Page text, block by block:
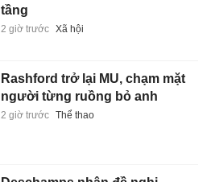
tầng
2 giờ trước Xã hội
Rashford trở lại MU, chạm mặt
người từng ruồng bỏ anh
2 giờ trước Thể thao